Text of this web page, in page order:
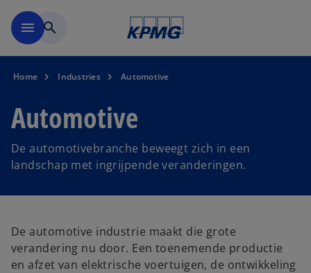
menu search
Home Industries Automotive
Automotive
De automotivebranche beweegt zich in een
landschap met ingrijpende veranderingen.
De automotive industrie maakt die grote
verandering nu door. Een toenemende productie
en afzet van elektrische voertuigen, de ontwikkeling